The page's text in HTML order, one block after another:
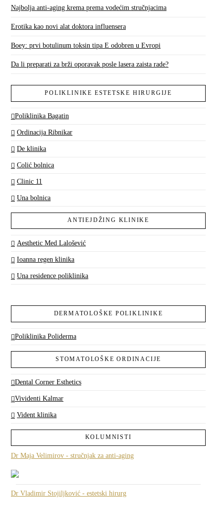
Najbolja anti-aging krema prema vodećim stručnjacima
Erotika kao novi alat doktora influensera
Boey: prvi botulinum toksin tipa E odobren u Evropi
Da li preparati za brži oporavak posle lasera zaista rade?
POLIKLINIKE ESTETSKE HIRURGIJE
Poliklinika Bagatin
Ordinacija Ribnikar
De klinika
Colić bolnica
Clinic 11
Una bolnica
ANTIEJDŽING KLINIKE
Aesthetic Med Lalošević
Ioanna regen klinika
Una residence poliklinika
DERMATOLOŠKE POLIKLINIKE
Poliklinika Poliderma
STOMATOLOŠKE ORDINACIJE
Dental Corner Esthetics
Vividenti Kalmar
Vident klinika
KOLUMNISTI
Dr Maja Velimirov - stručnjak za anti-aging
Dr Vladimir Stojiljković - estetski hirurg